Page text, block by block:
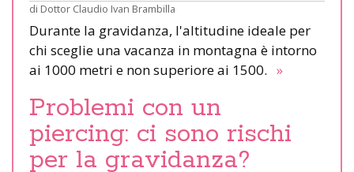
di Dottor Claudio Ivan Brambilla
Durante la gravidanza, l'altitudine ideale per
chi sceglie una vacanza in montagna è intorno
ai 1000 metri e non superiore ai 1500. »
Problemi con un
piercing: ci sono rischi
per la gravidanza?